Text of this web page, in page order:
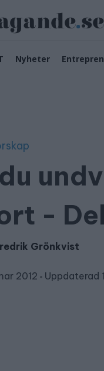
Nyheter
- Del
Grönkvist
2012 Uppdaterad